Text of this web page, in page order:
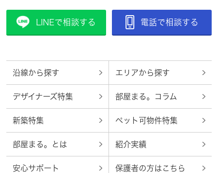
LINEで相談する 電話で相談する
沿線から探す エリアから探す
デザイナーズ特集 部屋まる。コラム
新築特集 ペット可物件特集
部屋まる。とは 紹介実績
安心サポート 保護者の方はこちら